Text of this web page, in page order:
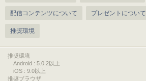
配信コンテンツについて プレゼントについて
推奨環境
推奨環境
Android : 5.0.2以上
iOS : 9.0以上
推奨ブラウザ